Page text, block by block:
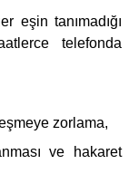
eşin tanımadığı
telefonda
zorlama,
ve hakaret